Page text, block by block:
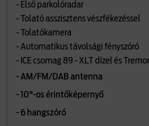
- Első parkolóradar
- Tolató asszisztens vészfékezéssel
- Tolatókamera
- Automatikus távolsági fényszóró
- ICE csomag 89 - XLT dízel és
- AM/FM/DAB antenna
- 10"-os érintőképernyő
- 6 hangszóró